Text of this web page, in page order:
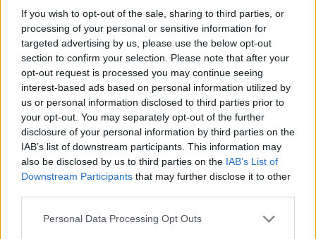
If you wish to opt-out of the sale, sharing to third parties, or
processing of your personal or sensitive information for
targeted advertising by us, please use the below opt-out
section to confirm your selection. Please note that after your
opt-out request is processed you may continue seeing
interest-based ads based on personal information utilized by
us or personal information disclosed to third parties prior to
your opt-out. You may separately opt-out of the further
disclosure of your personal information by third parties on the
IAB’s list of downstream participants. This information may
also be disclosed by us to third parties on the IAB’s List of
Downstream Participants that may further disclose it to other
Personal Data Processing Opt Outs
tavaly pedig mindössze 79,44 százalékot.
Idén viszont, az év eleje óta eltelt
időszakban ismét megnőtt az átoltottsági
arány, elérve a 87,55 százalékot.